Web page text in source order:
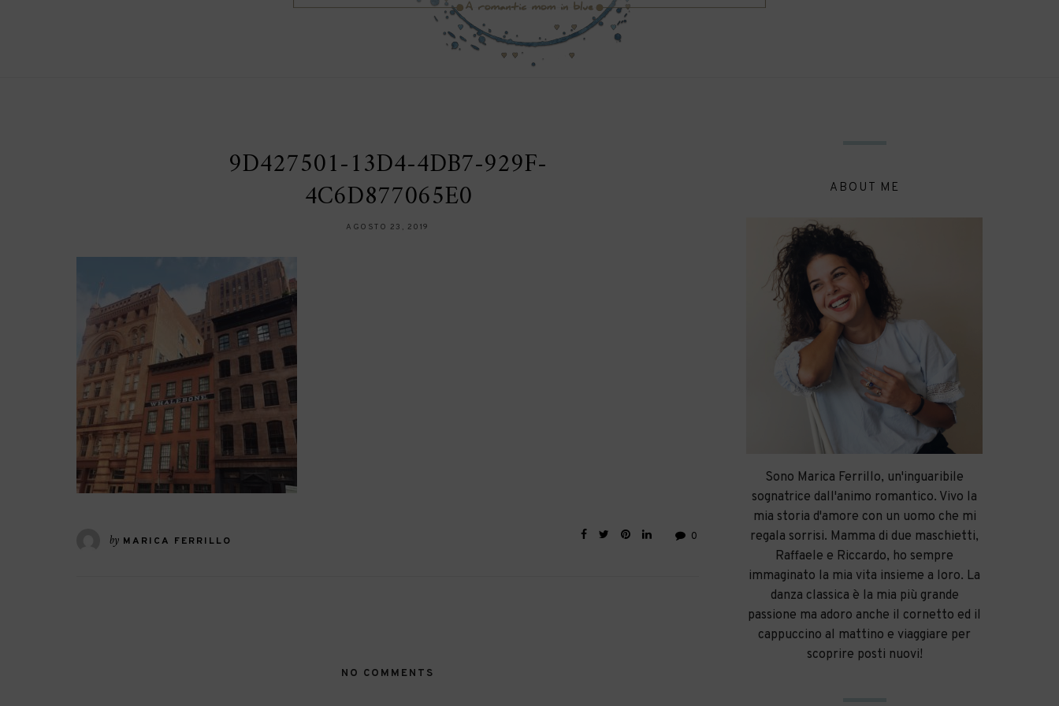
9D427501-13D4-4DB7-929F-
4C6D877065E0
AGOSTO 23, 2019
by MARICA FERRILLO 0
NO COMMENTS
ABOUT ME
Sono Marica Ferrillo, un'inguaribile
sognatrice dall'animo romantico. Vivo la
mia storia d'amore con un uomo che mi
regala sorrisi. Mamma di due maschietti,
Raffaele e Riccardo, ho sempre
immaginato la mia vita insieme a loro. La
danza classica è la mia più grande
passione ma adoro anche il cornetto ed il
cappuccino al mattino e viaggiare per
scoprire posti nuovi!